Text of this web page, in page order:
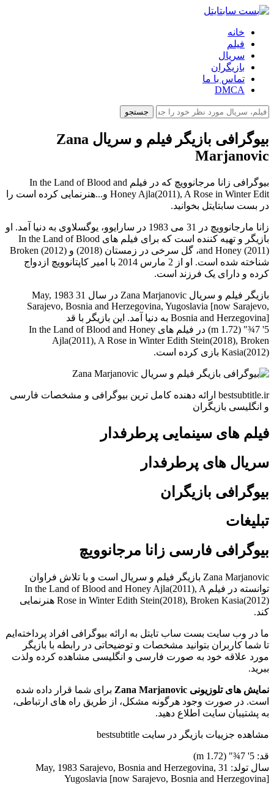
خانه
فیلم
سریال
بازیگران
تماس با ما
DMCA
جستجو
بیوگرافی بازیگر فیلم و سریال Zana
Marjanovic
بیوگرافی زانا مرجانوویچ که در فیلم In the Land of Blood and
Honey Ajla(2011), A Rose in Winter Edit و...هنرنمایی کرده است را
در بست سابتایتل بخوانید.
زانا مارجانوویچ در 31 می 1983 در سارایوو، یوگسلاوی به دنیا آمد. او
بازیگر و تهیه کننده است که برای فیلم های In the Land of Blood
and Honey (2011)، گل سرخی در زمستان (2018) و Broken (2012)
شناخته شده است. او از 2 مارس 2014 با امیر کاپتانوویچ ازدواج
کرده و دارای یک فرزند است.
بازیگر فیلم و سریال Zana Marjanovic در سال 31 May, 1983
Sarajevo, Bosnia and Herzegovina, Yugoslavia [now Sarajevo,
Bosnia and Herzegovina] به دنیا آمد. این بازیگر با قد
5' 7¾" (1.72 m) در فیلم های In the Land of Blood and Honey
Ajla(2011), A Rose in Winter Edith Stein(2018), Broken
Kasia(2012) بازی کرده است.
bestsubtitle.ir ارائه دهنده کامل ترین بیوگرافی و مشخصات فارسی
و انگلیسی بازیگران
فیلم های سینمایی پرطرفدار
سریال های پرطرفدار
بیوگرافی بازیگران
تبلیغات
بیوگرافی فارسی زانا مرجانوویچ
Zana Marjanovic بازیگر فیلم و سریال است و با تلاش فراوان
توانسته در فیلم In the Land of Blood and Honey Ajla(2011), A
Rose in Winter Edith Stein(2018), Broken Kasia(2012) هنرنمایی
کند.
ما در وب سایت بست ساب تایتل به ارائه بیوگرافی افراد پرداخته‌ایم
تا شما کاربران بتوانید مشخصات و توضیحاتی در رابطه با بازیگر
مورد علاقه خود به صورت فارسی و انگلیسی مشاهده کرده ولذت
ببرید.
نمایش های تلوزیونی Zana Marjanovic
برای شما قرار داده شده
است. در صورت وجود هرگونه مشکل، از طریق راه های ارتباطی،
به پشتیبان سایت اطلاع دهید.
مشاهده جزییات بازیگر در سایت bestsubtitle
قد: 5' 7¾" (1.72 m)
سال تولد: 31 May, 1983 Sarajevo, Bosnia and Herzegovina,
Yugoslavia [now Sarajevo, Bosnia and Herzegovina]